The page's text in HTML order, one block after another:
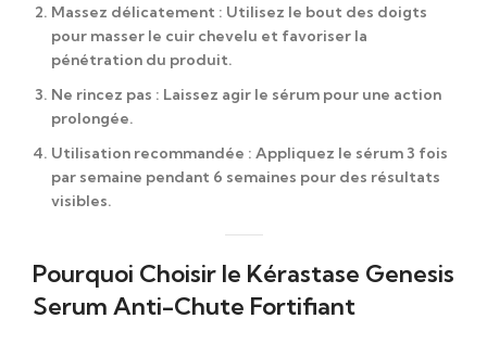
Massez délicatement : Utilisez le bout des doigts
pour masser le cuir chevelu et favoriser la
pénétration du produit.
Ne rincez pas : Laissez agir le sérum pour une action
prolongée.
Utilisation recommandée : Appliquez le sérum 3 fois
par semaine pendant 6 semaines pour des résultats
visibles.
Pourquoi Choisir le Kérastase Genesis
Serum Anti-Chute Fortifiant